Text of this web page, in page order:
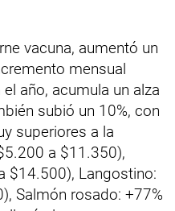
vacuna, aumentó un
mensual
año, acumula un alza
subió un 10%, con
superiores a la
a $11.350),
$14.500), Langostino:
Salmón rosado: +77%